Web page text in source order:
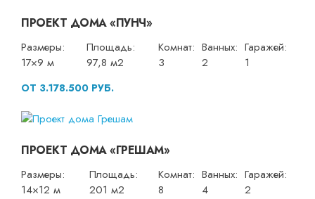
ПРОЕКТ ДОМА «ПУНЧ»
Размеры:
17×9 м
Площадь:
97,8 м2
Комнат:
3
Ванных:
2
Гаражей:
1
ОТ 3.178.500 РУБ.
ПРОЕКТ ДОМА «ГРЕШАМ»
Размеры:
14×12 м
Площадь:
201 м2
Комнат:
8
Ванных:
4
Гаражей:
2